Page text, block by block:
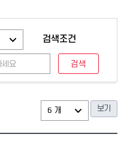
검색조건